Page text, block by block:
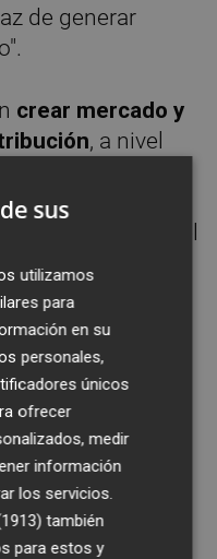
de generar
crear mercado y
, a nivel
e
de conseguir
de respetar el
local,
autofinanciarse",
con un
euros
socio
1,4 millones,
las demás
sus
utilizamos
para
en su
personales,
únicos
ofrecer
medir
información
los servicios.
también
para estos y